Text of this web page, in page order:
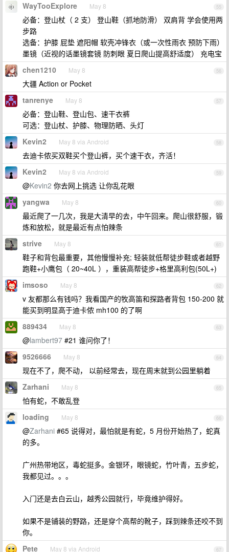
55
WayTooExplore May 8
必备：登山杖（ 2 支） 登山鞋（抓地防滑） 双肩背 学会使用两
步路
选备：护膝 屁垫 遮阳帽 软壳冲锋衣（或一次性雨衣 预防下雨）
墨镜（近视的话墨镜套镜 防刺眼 夏日爬山提高舒适度） 充电宝
56
chen1210 May 8
大疆 Action or Pocket
57
tanrenye May 8
必备：登山鞋、登山包、速干衣裤
可选：登山杖、护膝、物理防晒、头灯
58
Kevin2 May 8 via Android
去迪卡侬买双鞋买个登山裤，买个速干衣，齐活！
59
Kevin2 May 8 via Android
@Kevin2 你去网上挑选 让你乱花眼
60
yangwa May 8
最近爬了一几次，我是大清早的去，中午回来。爬山很舒服，锻
炼和放松，就是最近有点怕辣条
61
strive May 8
鞋子和背包最重要，其他慢慢补充; 轻装就低帮徒步鞋或者越野
跑鞋+小鹰包（ 20~40L ），重装高帮徒步+格里高利包(50L+)
62
imsoso May 8
v 友都那么有钱吗？我看国产的牧高笛和探路者背包 150-200 就
能买到明显高于迪卡侬 mh100 的了啊
63
889434 May 8
@lambert97 #21 谁问你了！
64
9526666 May 8
现在不了，爬不动， 以前经常去，现在周末就到公园里躺着
65
Zarhani May 8
怕有蛇，不敢乱登
66
loading May 8
@Zarhani #65 说得对，最怕就是有蛇，5 月份开始热了，蛇真
的多。
广州热带地区，毒蛇挺多。金银环，眼镜蛇，竹叶青，五步蛇，
我都见过。。。
入门还是去白云山，越秀公园就行，毕竟维护得好。
如果不是铺装的野路，还是穿个高帮的靴子，踩到辣条还咬不到
你。
67
Pete May 8 via Android